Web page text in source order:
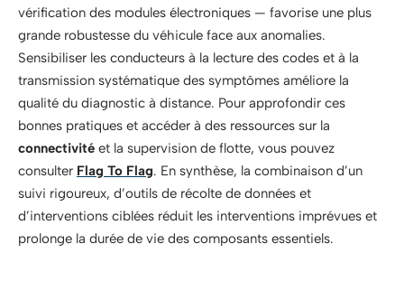
vérification des modules électroniques — favorise une plus
grande robustesse du véhicule face aux anomalies.
Sensibiliser les conducteurs à la lecture des codes et à la
transmission systématique des symptômes améliore la
qualité du diagnostic à distance. Pour approfondir ces
bonnes pratiques et accéder à des ressources sur la
connectivité et la supervision de flotte, vous pouvez
consulter Flag To Flag. En synthèse, la combinaison d’un
suivi rigoureux, d’outils de récolte de données et
d’interventions ciblées réduit les interventions imprévues et
prolonge la durée de vie des composants essentiels.